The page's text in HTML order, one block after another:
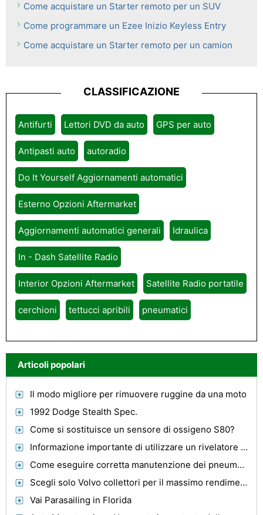
Come acquistare un Starter remoto per un SUV
Come programmare un Ezee Inizio Keyless Entry
Come acquistare un Starter remoto per un camion
CLASSIFICAZIONE
Antifurti Lettori DVD da auto GPS per auto
Antipasti auto autoradio
Do It Yourself Aggiornamenti automatici
Esterno Opzioni Aftermarket
Aggiornamenti automatici generali Idraulica
In - Dash Satellite Radio
Interior Opzioni Aftermarket Satellite Radio portatile
cerchioni tettucci apribili pneumatici
Articoli popolari
Il modo migliore per rimuovere ruggine da una moto
1992 Dodge Stealth Spec.
Come si sostituisce un sensore di ossigeno S80?
Informazione importante di utilizzare un rivelatore radar mentre sei in viaggio
Come eseguire corretta manutenzione dei pneumatici per auto
Scegli solo Volvo collettori per il massimo rendimento di scarico
Vai Parasailing in Florida